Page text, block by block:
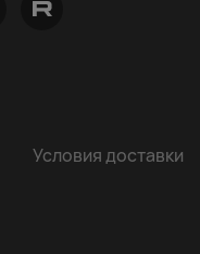
Условия доставки